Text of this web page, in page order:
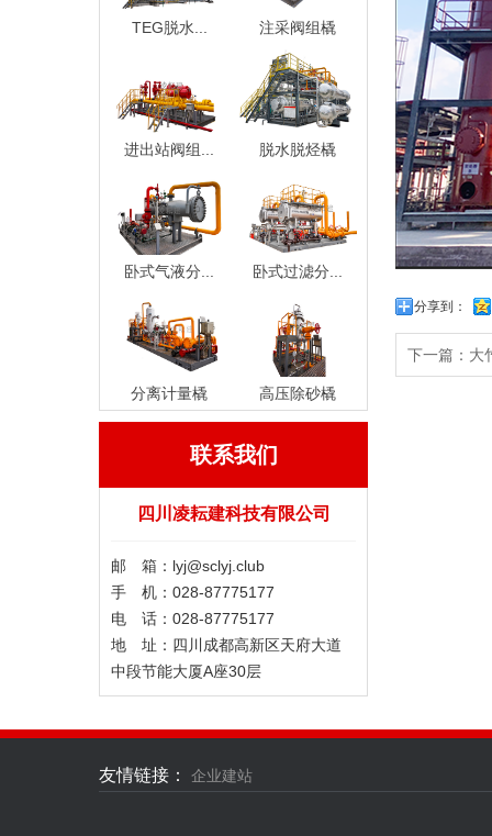
TEG脱水... 注采阀组橇
进出站阀组... 脱水脱烃橇
卧式气液分... 卧式过滤分...
分离计量橇 高压除砂橇
联系我们
四川凌耘建科技有限公司
邮 箱：lyj@sclyj.club ​
手 机：028-87775177
电 话：028-87775177
地 址：四川成都高新区天府大道
中段节能大厦A座30层
分享到：
下一篇： 大
友情链接： 企业建站